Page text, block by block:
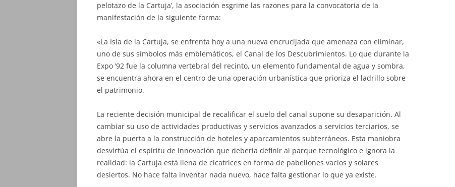
pelotazo de la Cartuja’, la asociación esgrime las razones para la convocatoria de la
manifestación de la siguiente forma:
«La Isla de la Cartuja, se enfrenta hoy a una nueva encrucijada que amenaza con eliminar,
uno de sus símbolos más emblemáticos, el Canal de los Descubrimientos. Lo que durante la
Expo ’92 fue la columna vertebral del recinto, un elemento fundamental de agua y sombra,
se encuentra ahora en el centro de una operación urbanística que prioriza el ladrillo sobre
el patrimonio.
La reciente decisión municipal de recalificar el suelo del canal supone su desaparición. Al
cambiar su uso de actividades productivas y servicios avanzados a servicios terciarios, se
abre la puerta a la construcción de hoteles y aparcamientos subterráneos. Esta maniobra
desvirtúa el espíritu de innovación que debería definir al parque tecnológico e ignora la
realidad: la Cartuja está llena de cicatrices en forma de pabellones vacíos y solares
desiertos. No hace falta inventar nada nuevo, hace falta gestionar lo que ya existe.